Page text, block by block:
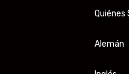
Quiénes
Alemán